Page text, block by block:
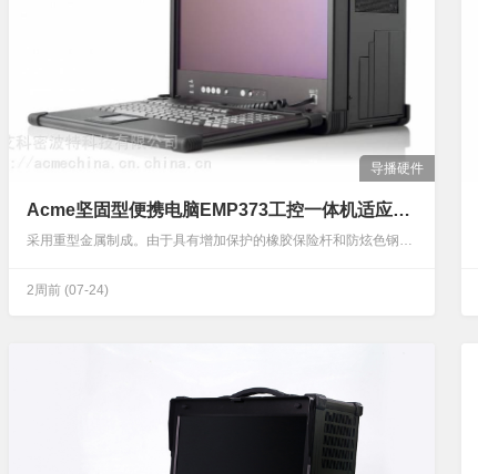
导播硬件
Acme坚固型便携电脑EMP373工控一体机适应恶劣环境
采用重型金属制成。由于具有增加保护的橡胶保险杆和防炫色钢化玻璃，所以此电脑是一个坚固型便携式电脑，这是艰难和恶劣环境的理想选择。由于具备无源背板配置和7个全长扩充槽，所以EMP373的独特设计可为了大部分应用程序自由配置。每个装置都配有双系统冷却侧风机，易于使用扩展端口，以便立即进行系统更新或维护。Acme坚固型便携电脑EMP373工控一体机适应恶劣环境EMP373（双称FlexPAC）是一台坚固型便携电脑，采用重型金属制成。由于具有增加保护的橡胶保险杆和防炫色钢化玻璃，所以此电脑是一个坚固型便携式电脑，这是艰难和恶劣环境的理想选择。由于具备无源背板配置和7个全长扩充槽，所以EMP373的独特…
2周前 (07-24)